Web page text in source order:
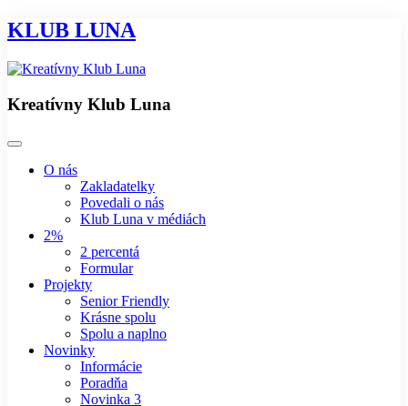
KLUB LUNA
Kreatívny Klub Luna
O nás
Zakladatelky
Povedali o nás
Klub Luna v médiách
2%
2 percentá
Formular
Projekty
Senior Friendly
Krásne spolu
Spolu a naplno
Novinky
Informácie
Poradňa
Novinka 3